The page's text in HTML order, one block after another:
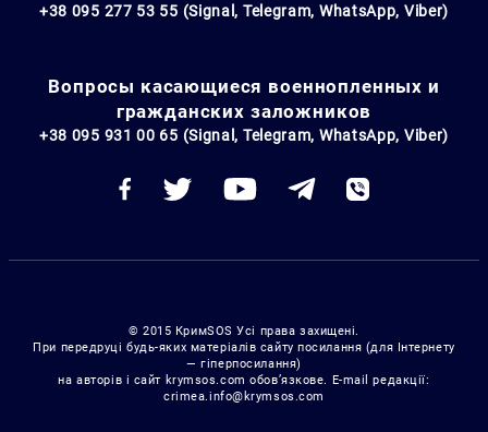
+38 095 277 53 55 (Signal, Telegram, WhatsApp, Viber)
Вопросы касающиеся военнопленных и
гражданских заложников
+38 095 931 00 65 (Signal, Telegram, WhatsApp, Viber)
© 2015 КримSOS Усі права захищені.
При передруці будь-яких матеріалів сайту посилання (для Інтернету
— гіперпосилання)
на авторів і сайт krymsos.com обов’язкове. E-mail редакції:
crimea.info@krymsos.com